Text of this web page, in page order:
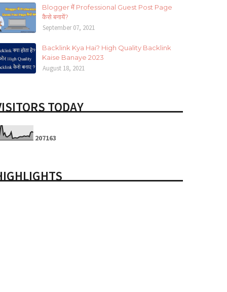
Blogger में Professional Guest Post Page
कैसे बनायें?
September 07, 2021
Backlink Kya Hai? High Quality Backlink
Kaise Banaye 2023
August 18, 2021
TODAY
207163